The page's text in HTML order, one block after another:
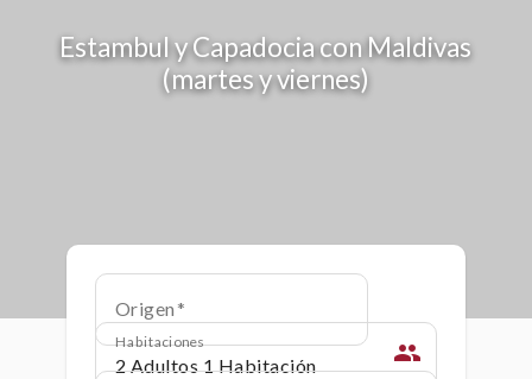
Estambul y Capadocia con Maldivas
(martes y viernes)
Origen
Habitaciones people